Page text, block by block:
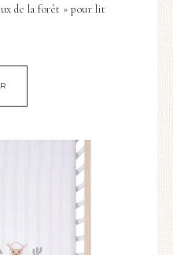
de la forêt » pour lit